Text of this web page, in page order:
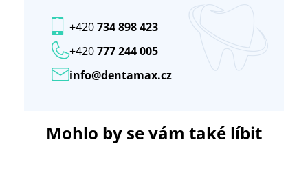
info@dentamax.cz
+420777 244 005
+420734 898 423
Mohlo by se vám také líbit